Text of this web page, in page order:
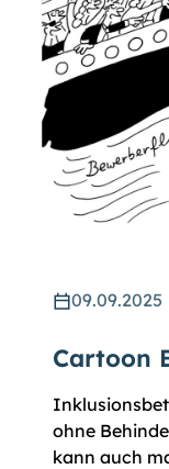
09.09.2025
Cartoon
ohne
kann auch